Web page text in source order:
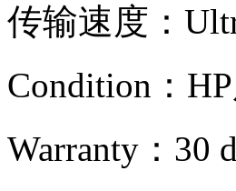
传输速度：
Condition：
Warranty： 30